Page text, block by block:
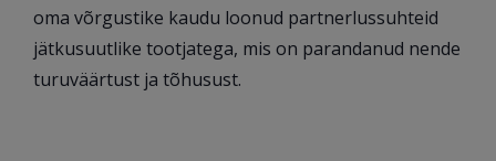
oma võrgustike kaudu loonud partnerlussuhteid
jätkusuutlike tootjatega, mis on parandanud nende
turuväärtust ja tõhusust.